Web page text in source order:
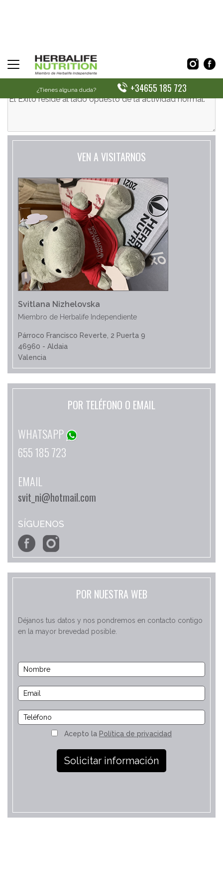
¿Tienes alguna duda? +34655 185 723
CONTACTA CON NOSOTROS
VEN A VISITARNOS
Svitlana Nizhelovska
Miembro de Herbalife Independiente
Párroco Francisco Reverte, 2 Puerta 9
46960 - Aldaia
Valencia
POR TELÉFONO O EMAIL
WHATSAPP
655 185 723
EMAIL
svit_ni@hotmail.com
SÍGUENOS
POR NUESTRA WEB
Déjanos tus datos y nos pondremos en contacto contigo
en la mayor brevedad posible.
Acepto la Política de privacidad